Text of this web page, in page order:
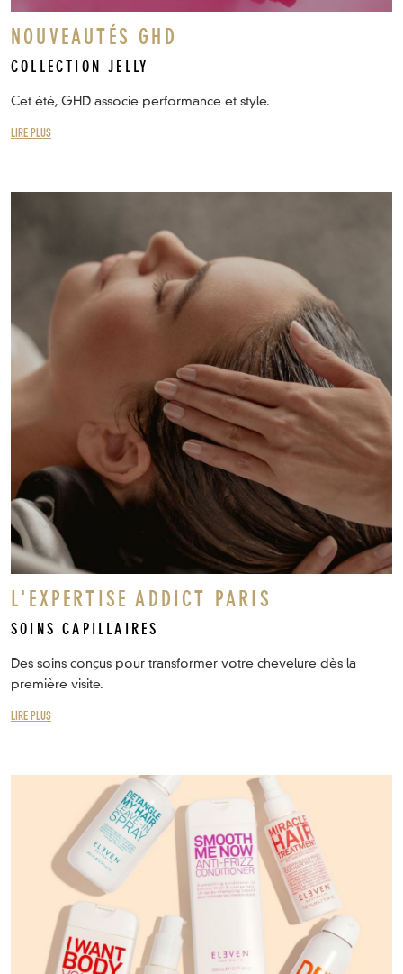
NOUVEAUTÉS GHD
COLLECTION JELLY
Cet été, GHD associe performance et style.
LIRE PLUS
L'EXPERTISE ADDICT PARIS
SOINS CAPILLAIRES
Des soins conçus pour transformer votre chevelure dès la
première visite.
LIRE PLUS